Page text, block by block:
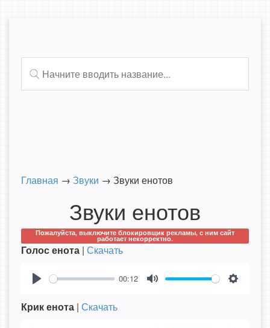
Главная → Звуки → Звуки енотов
Звуки енотов
Пожалуйста, выключите блокировщик рекламы, с ним сайт
работает некорректно.
Голос енота | Скачать
00:12
Крик енота | Скачать